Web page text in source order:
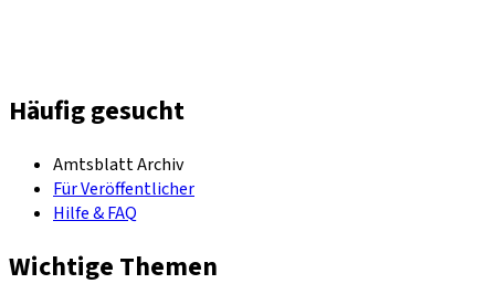
Häufig gesucht
Amtsblatt Archiv
Für Veröffentlicher
Hilfe & FAQ
Wichtige Themen